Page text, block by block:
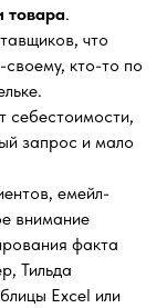
товара.
что
кто-то по
себестоимости,
запрос и мало
емейл-
внимание
факта
Тильда
Excel или